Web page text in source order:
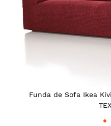
Funda de Sofa Ikea